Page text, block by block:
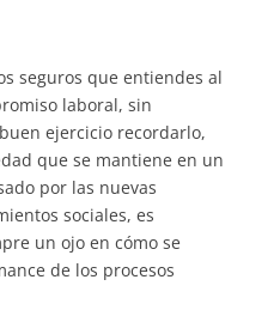
seguros que entiendes al
laboral, sin
ejercicio recordarlo,
que se mantiene en un
por las nuevas
sociales, es
un ojo en cómo se
de los procesos